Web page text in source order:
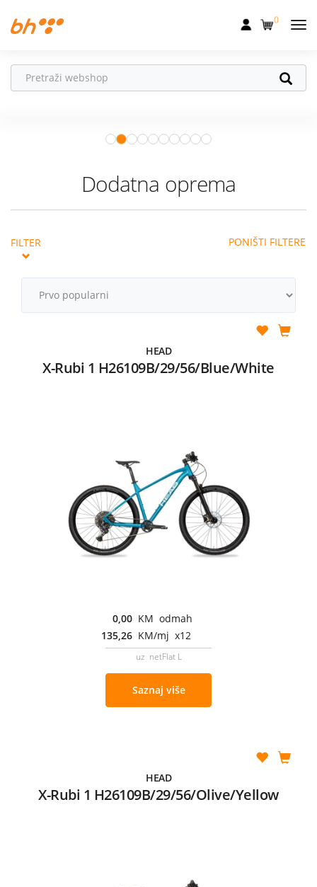
Fiksna
Akcije
Podrška
0
Apple Watch– vaš partner za
zdraviji i aktivniji život.
Dodatna oprema
FILTER PONIŠTI FILTERE
HEAD
X-Rubi 1 H26109B/29/56/Blue/White
0,00 KM odmah
135,26 KM/mj x12
uz netFlat L
Saznaj više
HEAD
X-Rubi 1 H26109B/29/56/Olive/Yellow